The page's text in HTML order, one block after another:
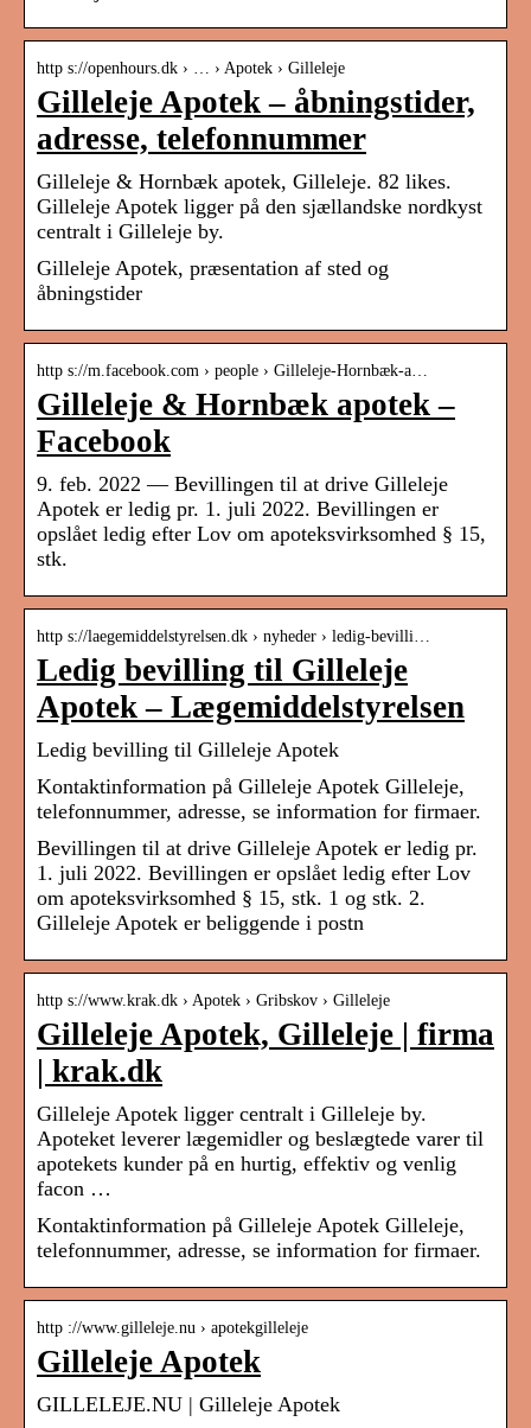
http s://openhours.dk › … › Apotek › Gilleleje
Gilleleje Apotek – åbningstider,
adresse, telefonnummer
Gilleleje & Hornbæk apotek, Gilleleje. 82 likes.
Gilleleje Apotek ligger på den sjællandske nordkyst
centralt i Gilleleje by.
Gilleleje Apotek, præsentation af sted og
åbningstider
http s://m.facebook.com › people › Gilleleje-Hornbæk-a…
Gilleleje & Hornbæk apotek –
Facebook
9. feb. 2022 — Bevillingen til at drive Gilleleje
Apotek er ledig pr. 1. juli 2022. Bevillingen er
opslået ledig efter Lov om apoteksvirksomhed § 15,
stk.
http s://laegemiddelstyrelsen.dk › nyheder › ledig-bevilli…
Ledig bevilling til Gilleleje
Apotek – Lægemiddelstyrelsen
Ledig bevilling til Gilleleje Apotek
Kontaktinformation på Gilleleje Apotek Gilleleje,
telefonnummer, adresse, se information for firmaer.
Bevillingen til at drive Gilleleje Apotek er ledig pr.
1. juli 2022. Bevillingen er opslået ledig efter Lov
om apoteksvirksomhed § 15, stk. 1 og stk. 2.
Gilleleje Apotek er beliggende i postn
http s://www.krak.dk › Apotek › Gribskov › Gilleleje
Gilleleje Apotek, Gilleleje | firma
| krak.dk
Gilleleje Apotek ligger centralt i Gilleleje by.
Apoteket leverer lægemidler og beslægtede varer til
apotekets kunder på en hurtig, effektiv og venlig
facon …
Kontaktinformation på Gilleleje Apotek Gilleleje,
telefonnummer, adresse, se information for firmaer.
http ://www.gilleleje.nu › apotekgilleleje
Gilleleje Apotek
GILLELEJE.NU | Gilleleje Apotek